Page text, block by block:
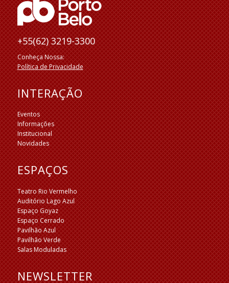
+55(62) 3219-3300
Conheça Nossa:
Política de Privacidade
INTERAÇÃO
Eventos
Informações
Institucional
Novidades
ESPAÇOS
Teatro Rio Vermelho
Auditório Lago Azul
Espaço Goyaz
Espaço Cerrado
Pavilhão Azul
Pavilhão Verde
Salas Moduladas
NEWSLETTER